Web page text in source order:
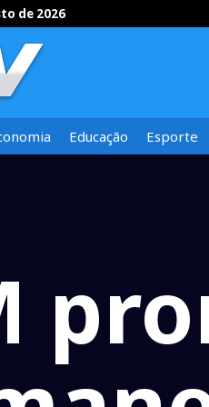
de 2026
Educação Esporte